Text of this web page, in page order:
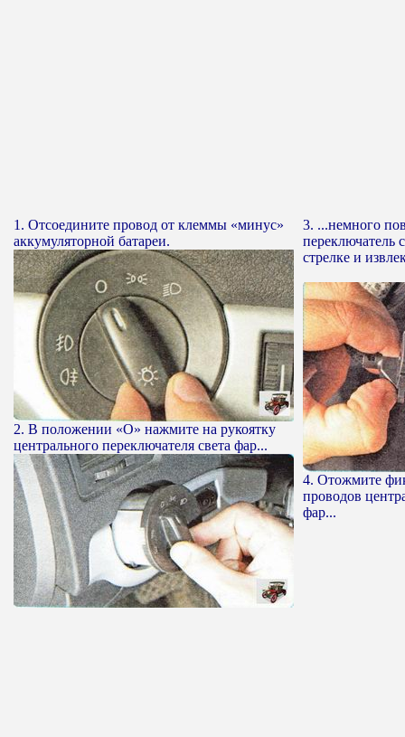
1. Отсоедините провод от клеммы «минус»
аккумуляторной батареи.
2. В положении «О» нажмите на рукоятку
центрального переключателя света фар...
3. ...немного
переключатель
стрелке и
4. Отожмите
проводов
фар...